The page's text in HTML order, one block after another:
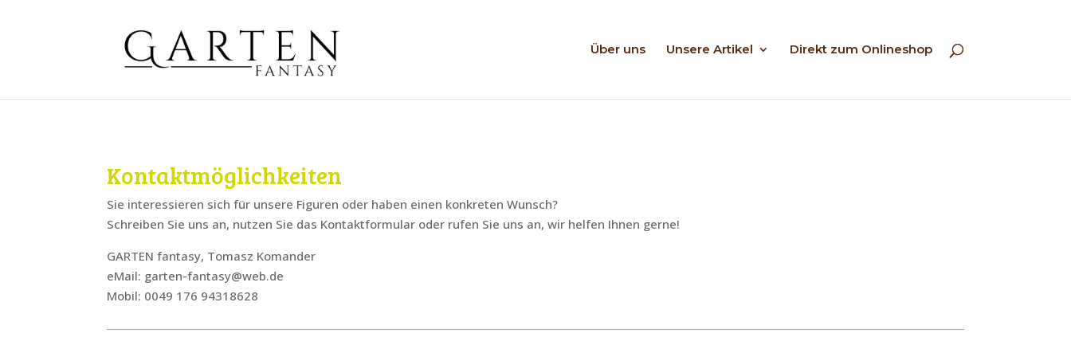
Über uns Unsere Artikel Direkt zum Onlineshop
Kontaktmöglichkeiten
Sie interessieren sich für unsere Figuren oder haben einen konkreten Wunsch?
Schreiben Sie uns an, nutzen Sie das Kontaktformular oder rufen Sie uns an, wir helfen Ihnen gerne!
GARTEN fantasy, Tomasz Komander
eMail: garten-fantasy@web.de
Mobil: 0049 176 94318628